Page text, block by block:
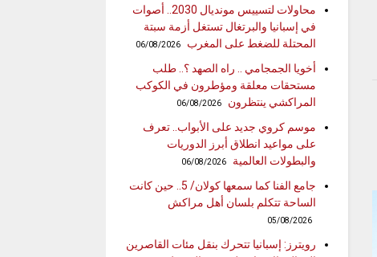
محاولات لتسييس مونديال 2030.. أصوات
في إسبانيا والبرتغال تستغل أزمة سبتة
المحتلة للضغط على المغرب
06/08/2026
أخويا الجمجامي .. راه الصهد ؟.. طلب
مستحقات معلقة ومؤطرون في الكوكب
المراكشي ينتظرون
06/08/2026
موسم كروي جديد على الأبواب.. تعرف
على مواعيد انطلاق أبرز الدوريات
والبطولات العالمية
06/08/2026
جامع الفنا كما سمعها كولان/ 5.. حين كانت
الساحة تتكلم بلسان أهل مراكش
05/08/2026
رويترز: إسبانيا تتحرك بنقل مئات القاصرين